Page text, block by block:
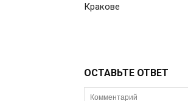
Кракове
ОСТАВЬТЕ ОТВЕТ